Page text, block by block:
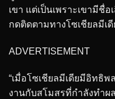
เขา แต่เป็นเพราะเขามีชื่
กดติดตามทางโซเชียลมีเ
ADVERTISEMENT
“เมื่อโซเชียลมีเดียมีอิทธิ
งานกับสโมสรที่กำลังทำผ